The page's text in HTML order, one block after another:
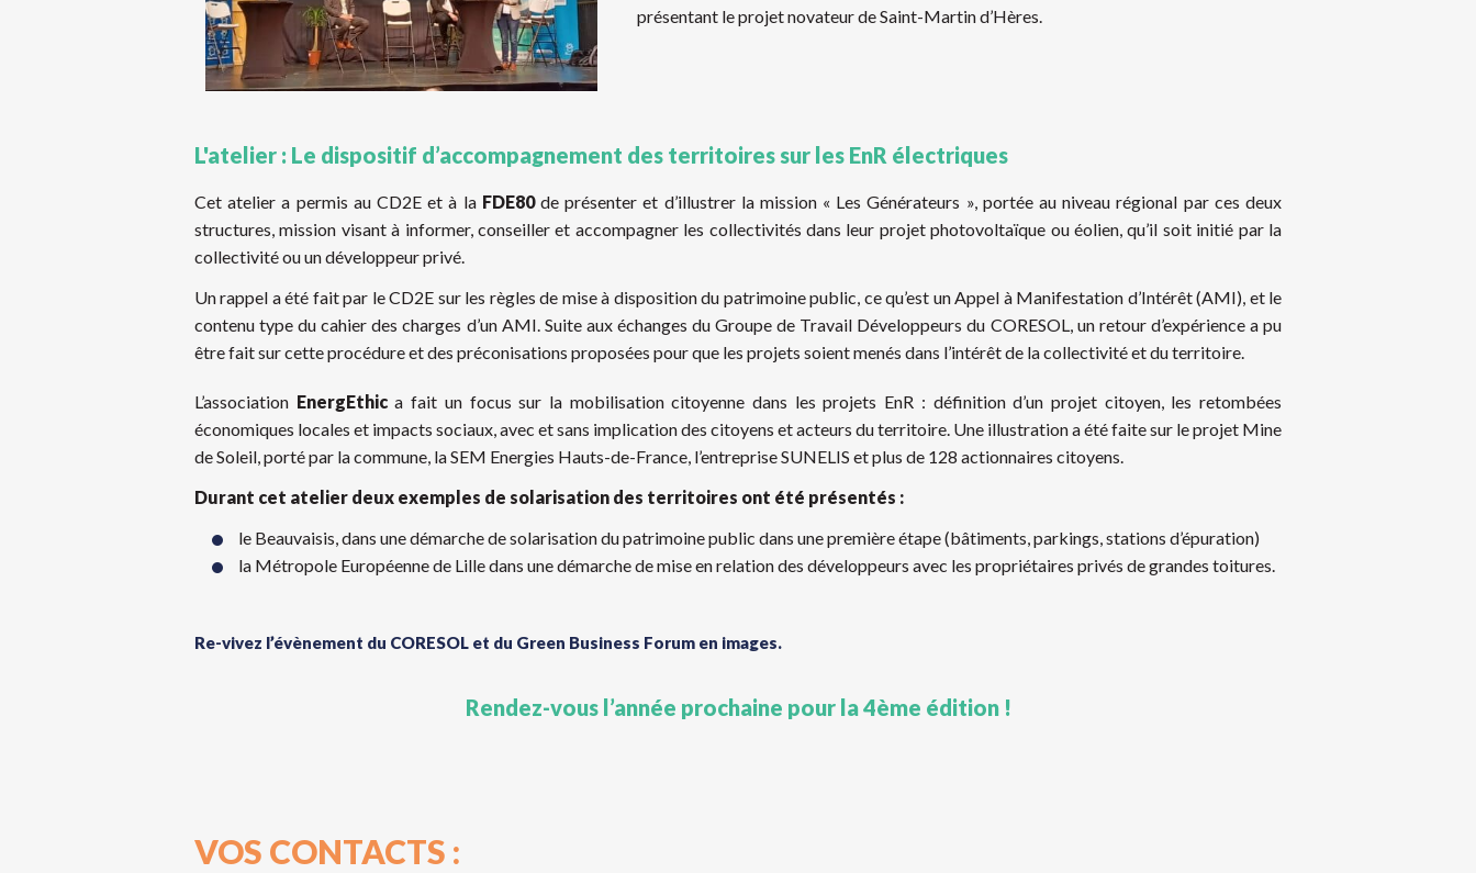
présentant le projet novateur de Saint-Martin d’Hères.
L'atelier : Le dispositif d’accompagnement des territoires sur les EnR électriques
Cet atelier a permis au CD2E et à la FDE80de présenter et d’illustrer la mission « Les Générateurs », portée au niveau régional par ces deux
structures, mission visant à informer, conseiller et accompagner les collectivités dans leur projet photovoltaïque ou éolien, qu’il soit initié par la
collectivité ou un développeur privé.
Un rappel a été fait par le CD2E sur les règles de mise à disposition du patrimoine public, ce qu’est un Appel à Manifestation d’Intérêt (AMI), et le
contenu type du cahier des charges d’un AMI. Suite aux échanges du Groupe de Travail Développeurs du CORESOL, un retour d’expérience a pu
être fait sur cette procédure et des préconisations proposées pour que les projets soient menés dans l’intérêt de la collectivité et du territoire.
L’association EnergEthica fait un focus sur la mobilisation citoyenne dans les projets EnR : définition d’un projet citoyen, les retombées
économiques locales et impacts sociaux, avec et sans implication des citoyens et acteurs du territoire. Une illustration a été faite sur le projet Mine
de Soleil, porté par la commune, la SEM Energies Hauts-de-France, l’entreprise SUNELIS et plus de 128 actionnaires citoyens.
Durant cet atelier deux exemples de solarisation des territoires ont été présentés :
le Beauvaisis, dans une démarche de solarisation du patrimoine public dans une première étape (bâtiments, parkings, stations d’épuration)
la Métropole Européenne de Lille dans une démarche de mise en relation des développeurs avec les propriétaires privés de grandes toitures.
Re-vivez l’évènement du CORESOL et du Green Business Forum en images.
Rendez-vous l’année prochaine pour la 4ème édition !
VOS CONTACTS :